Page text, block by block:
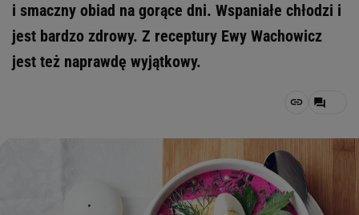
i smaczny obiad na gorące dni. Wspaniałe chłodzi i
jest bardzo zdrowy. Z receptury Ewy Wachowicz
jest też naprawdę wyjątkowy.